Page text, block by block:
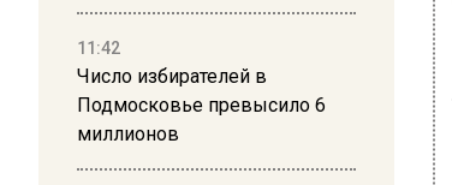
11:42
Число избирателей в
Подмосковье превысило 6
миллионов